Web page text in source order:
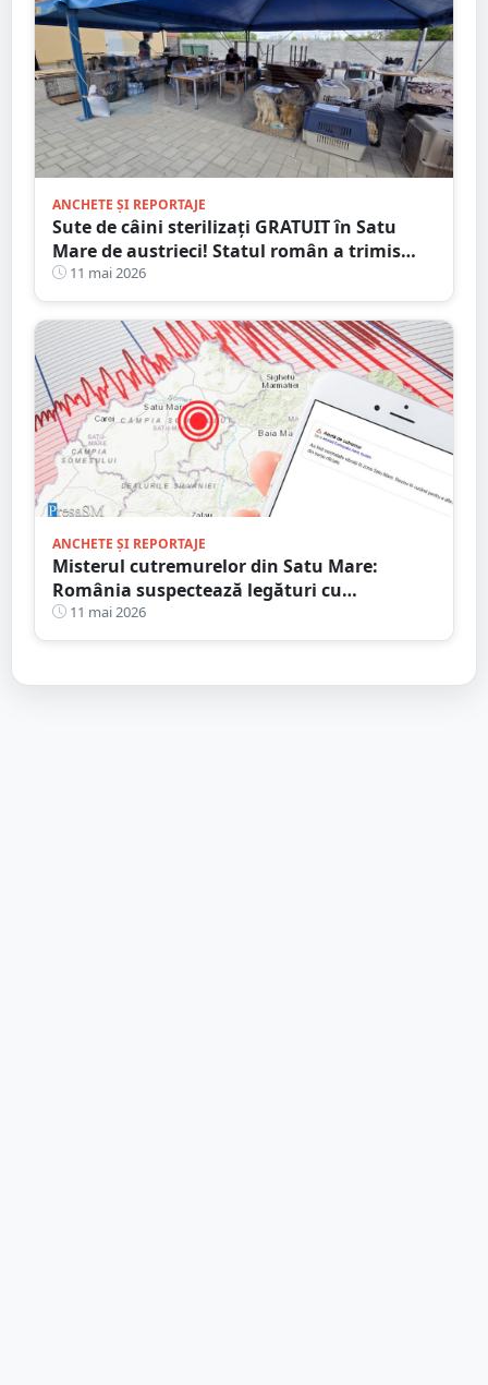
ANCHETE ȘI REPORTAJE
Sute de câini sterilizați GRATUIT în Satu
Mare de austrieci! Statul român a trimis
controale de tip SECURISTIC
11 mai 2026
ANCHETE ȘI REPORTAJE
Misterul cutremurelor din Satu Mare:
România suspectează legături cu
exploatările din Ungaria și cere o anchetă
independentă
11 mai 2026